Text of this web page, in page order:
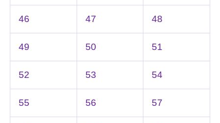
46 47 48
49 50 51
52 53 54
55 56 57